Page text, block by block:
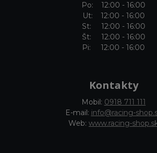
Po: 12:00 - 16:00
Ut: 12:00 - 16:00
St: 12:00 - 16:00
Št: 12:00 - 16:00
Pi: 12:00 - 16:00
Kontakty
Mobil: 0918 711 111
E-mail: info@racing-
Web: www.racing-